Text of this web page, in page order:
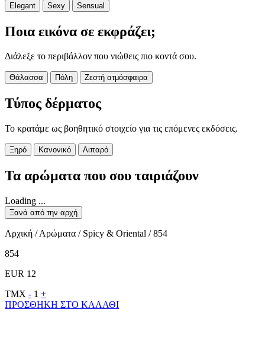
Elegant Sexy Sensual
Ποια εικόνα σε εκφράζει;
Διάλεξε το περιβάλλον που νιώθεις πιο κοντά σου.
Θάλασσα Πόλη Ζεστή ατμόσφαιρα
Τύπος δέρματος
Το κρατάμε ως βοηθητικό στοιχείο για τις επόμενες εκδόσεις.
Ξηρό Κανονικό Λιπαρό
Τα αρώματα που σου ταιριάζουν
Loading ...
Ξανά από την αρχή
Αρχική / Αρώματα / Spicy & Oriental / 854
854
EUR 12
ΤΜΧ - 1 +
ΠΡΟΣΘΗΚΗ ΣΤΟ ΚΑΛΑΘΙ